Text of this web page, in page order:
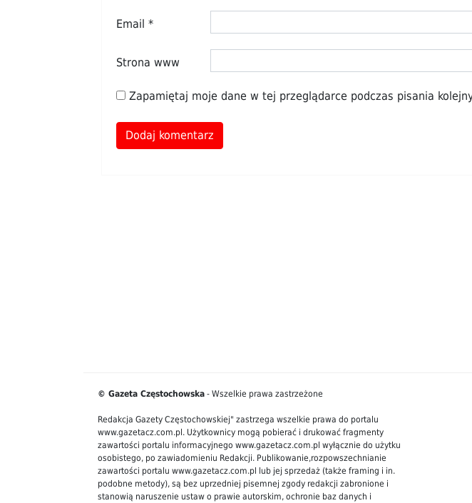
Email *
Strona www
Zapamiętaj moje dane w tej przeglądarce podczas pisania
© Gazeta Częstochowska - Wszelkie prawa zastrzeżone
Redakcja Gazety Częstochowskiej" zastrzega wszelkie prawa do portalu
www.gazetacz.com.pl. Użytkownicy mogą pobierać i drukować fragmenty
zawartości portalu informacyjnego www.gazetacz.com.pl wyłącznie do użytku
osobistego, po zawiadomieniu Redakcji. Publikowanie,rozpowszechnianie
zawartości portalu www.gazetacz.com.pl lub jej sprzedaż (także framing i in.
podobne metody), są bez uprzedniej pisemnej zgody redakcji zabronione i
stanowią naruszenie ustaw o prawie autorskim, ochronie baz danych i